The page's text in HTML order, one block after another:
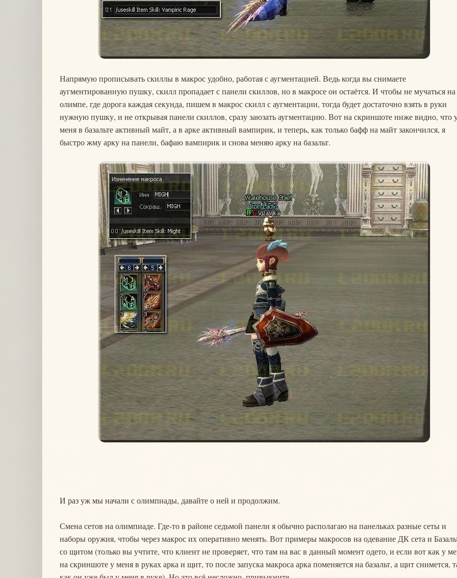
Напрямую прописывать скиллы в макрос удобно, работая с аугментацией. Ведь когда вы снимаете
аугментированную пушку, скилл пропадает с панели скиллов, но в макросе он остаётся. И чтобы не мучаться на
олимпе, где дорога каждая секунда, пишем в макрос скилл с аугментации, тогда будет достаточно взять в руки
нужную пушку, и не открывая панели скиллов, сразу заюзать аугментацию. Вот на скриншоте ниже видно, что
меня в базальте активный майт, а в арке активный вампирик, и теперь, как только бафф на майт закончился, я
быстро жму арку на панели, бафаю вампирик и снова меняю арку на базальт.
И раз уж мы начали с олимпиады, давайте о ней и продолжим.
Смена сетов на олимпиаде. Где-то в районе седьмой панели я обычно располагаю на панельках разные сеты и
наборы оружия, чтобы через макрос их оперативно менять. Вот примеры макросов на одевание ДК сета и
со щитом (только вы учтите, что клиент не проверяет, что там на вас в данный момент одето, и если вот как у
на скриншоте у меня в руках арка и щит, то после запуска макроса арка поменяется на базальт, а щит снимется,